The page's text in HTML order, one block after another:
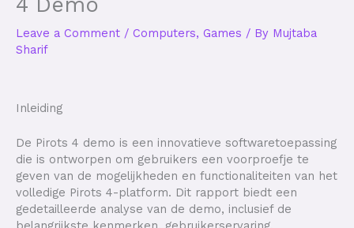
Leave a Comment / Computers, Games / By Mujtaba
Sharif
Inleiding
De Pirots 4 demo is een innovatieve softwaretoepassing
die is ontworpen om gebruikers een voorproefje te
geven van de mogelijkheden en functionaliteiten van het
volledige Pirots 4-platform. Dit rapport biedt een
gedetailleerde analyse van de demo, inclusief de